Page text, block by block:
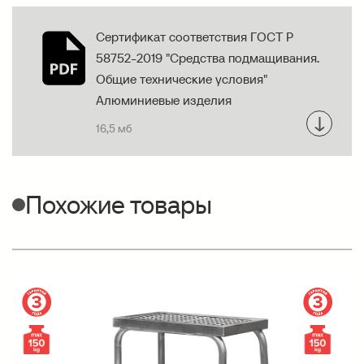
Сертификат соответствия ГОСТ Р
58752-2019 "Средства подмащивания.
Общие технические условия"
Алюминиевые изделия
16,5 мб
Похожие товары